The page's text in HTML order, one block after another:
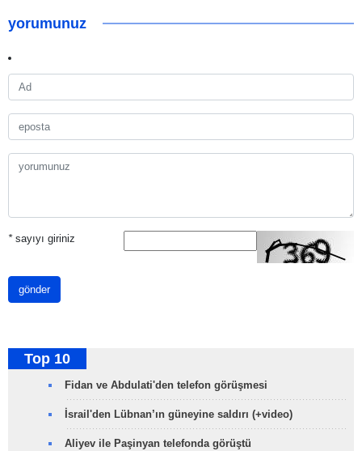
yorumunuz
*sayıyı giriniz
gönder
Top 10
Fidan ve Abdulati'den telefon görüşmesi
İsrail'den Lübnan’ın güneyine saldırı (+video)
Aliyev ile Paşinyan telefonda görüştü